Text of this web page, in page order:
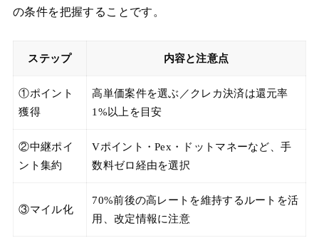
の条件を把握することです。
ステップ 内容と注意点
①ポイント
獲得
高単価案件を選ぶ／クレカ決済は還元率
1%以上を目安
②中継ポイ
ント集約
Vポイント・Pex・ドットマネーなど、手
数料ゼロ経由を選択
③マイル化
70%前後の高レートを維持するルートを活
用、改定情報に注意